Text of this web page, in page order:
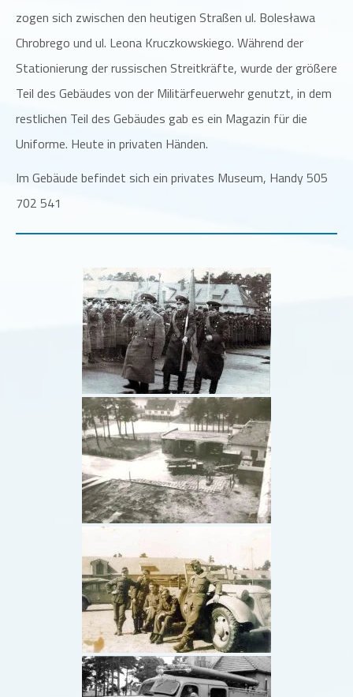
zogen sich zwischen den heutigen Straßen ul. Bolesława
Chrobrego und ul. Leona Kruczkowskiego. Während der
Stationierung der russischen Streitkräfte, wurde der größere
Teil des Gebäudes von der Militärfeuerwehr genutzt, in dem
restlichen Teil des Gebäudes gab es ein Magazin für die
Uniforme. Heute in privaten Händen.
Im Gebäude befindet sich ein privates Museum, Handy 505
702 541